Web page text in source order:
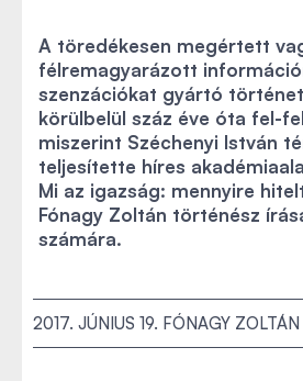
A töredékesen megértett
félremagyarázott
szenzációkat gyártó
körülbelül száz éve óta fel-
miszerint Széchenyi István
teljesítette híres
Mi az igazság: mennyire
Fónagy Zoltán történész
számára.
2017. JÚNIUS 19. FÓNAGY ZOLTÁN